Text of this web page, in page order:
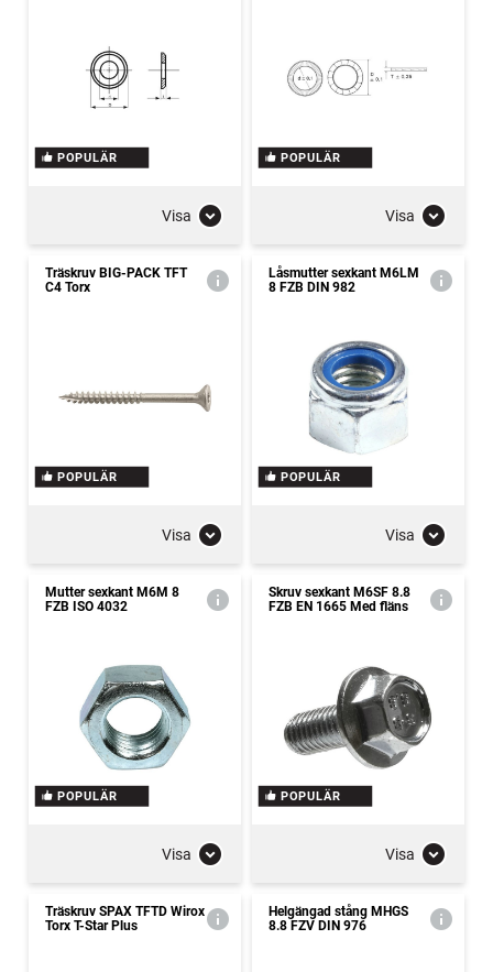
POPULÄR
Visa
POPULÄR
Visa
Träskruv BIG-PACK TFT
C4 Torx
POPULÄR
Visa
Låsmutter sexkant M6LM
8 FZB DIN 982
POPULÄR
Visa
Mutter sexkant M6M 8
FZB ISO 4032
POPULÄR
Visa
Skruv sexkant M6SF 8.8
FZB EN 1665 Med fläns
POPULÄR
Visa
Träskruv SPAX TFTD Wirox
Torx T-Star Plus
Helgängad stång MHGS
8.8 FZV DIN 976